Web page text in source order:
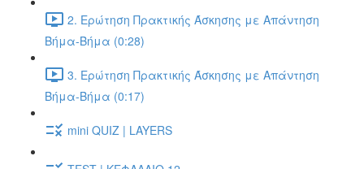
2. Ερώτηση Πρακτικής Άσκησης με Απάντηση
Βήμα-Βήμα (0:28)
3. Ερώτηση Πρακτικής Άσκησης με Απάντηση
Βήμα-Βήμα (0:17)
mini QUIZ | LAYERS